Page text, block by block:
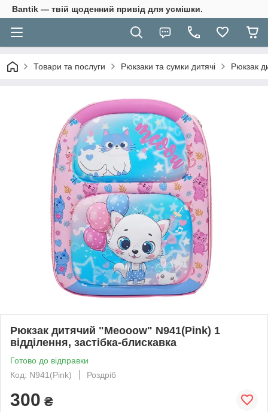
Bantik — твій щоденний привід для усмішки.
Товари та послуги Рюкзаки та сумки дитячі Рюкзак
Рюкзак дитячий "Meooow" N941(Pink) 1
відділення, застібка-блискавка
Готово до відправки
Код: N941(Pink)
Роздріб
300 ₴